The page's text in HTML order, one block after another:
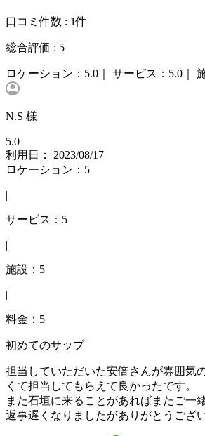
口コミ件数 : 1件
総合評価 : 5
ロケーション： 5.0｜ サービス： 5.0｜
N.S 様
5.0
利用日： 2023/08/17
ロケーション：5
|
サービス：5
|
施設：5
|
料金：5
初めてのサップ
担当していただいた安倍さんが雰囲気
くて担当してもらえて良かったです。
また石垣に来ることがあればまたご一
返事遅くなりましたがありがとうござ